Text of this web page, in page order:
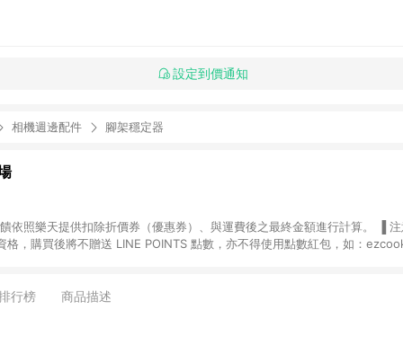
設定到價通知
相機週邊配件 腳架穩定器
格，購買後將不贈送 LINE POINTS 點數，亦不得使用點數紅包，如：
結帳，則不符行榜 商品描述